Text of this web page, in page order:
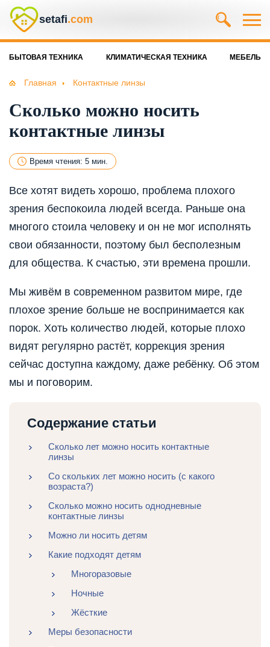
setafi.com
БЫТОВАЯ ТЕХНИКА КЛИМАТИЧЕСКАЯ ТЕХНИКА МЕБЕЛЬ
Главная Контактные линзы
Сколько можно носить
контактные линзы
Время чтения: 5 мин.
Все хотят видеть хорошо, проблема плохого
зрения беспокоила людей всегда. Раньше она
многого стоила человеку и он не мог исполнять
свои обязанности, поэтому был бесполезным
для общества. К счастью, эти времена прошли.
Мы живём в современном развитом мире, где
плохое зрение больше не воспринимается как
порок. Хоть количество людей, которые плохо
видят регулярно растёт, коррекция зрения
сейчас доступна каждому, даже ребёнку. Об этом
мы и поговорим.
Содержание статьи
Сколько лет можно носить контактные
линзы
Со скольких лет можно носить (с какого
возраста?)
Сколько можно носить однодневные
контактные линзы
Можно ли носить детям
Какие подходят детям
Многоразовые
Ночные
Жёсткие
Меры безопасности